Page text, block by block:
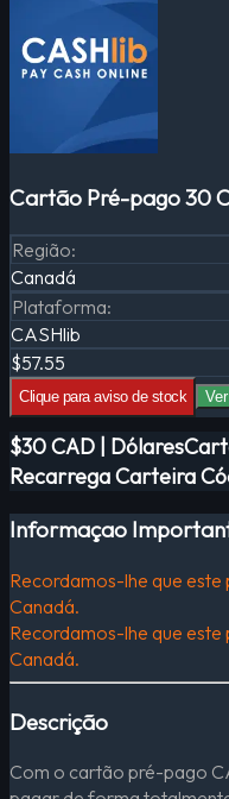
Cartão Pré-pago 30
Região:
Canadá
Plataforma:
CASHlib
$57.55
Clique para aviso de stock
$30 CAD |
Recarrega Carteira
Informaçao
Recordamos-lhe que
Canadá.
Recordamos-lhe que
Canadá.
Descrição
Com o cartão pré-pago